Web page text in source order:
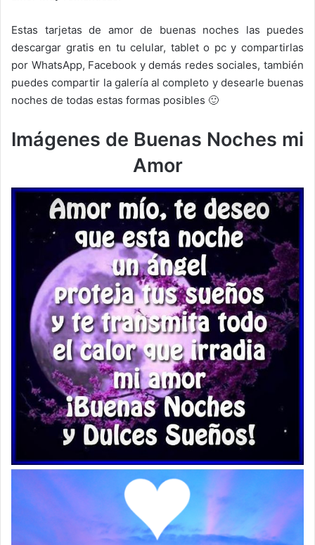
Estas tarjetas de amor de buenas noches las puedes
descargar gratis en tu celular, tablet o pc y compartirlas
por WhatsApp, Facebook y demás redes sociales, también
puedes compartir la galería al completo y desearle buenas
noches de todas estas formas posibles 🙂
Imágenes de Buenas Noches mi
Amor